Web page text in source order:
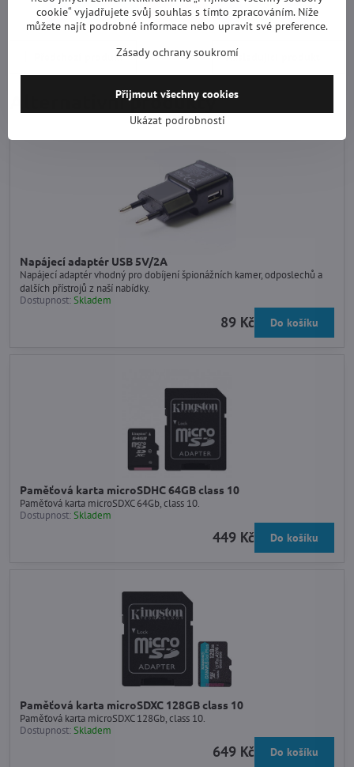
FacebookTwitterBlueskyPinterestReddit LinkedInWhatsApp
E-
mail
Předchozí produkt Následující produkt
Alternativní produkty
Napájecí adaptér USB 5V/2A
Napájecí adaptér vhodný pro dobíjení špionážních kamer, odposlechů a
dalších přístrojů z naší nabídky.
Dostupnost:Skladem
89 Kč Do košíku
Paměťová karta microSDHC 64GB class 10
Paměťová karta microSDXC 64Gb, class 10.
Dostupnost:Skladem
449 Kč Do košíku
Paměťová karta microSDXC 128GB class 10
Paměťová karta microSDXC 128Gb, class 10.
Dostupnost:Skladem
649 Kč Do košíku
cookie“ vyjadřujete svůj souhlas s tímto zpracováním. Níže
můžete najít podrobné informace nebo upravit své preference.
Zásady ochrany soukromí
Ukázat podrobnosti
Přijmout všechny cookies